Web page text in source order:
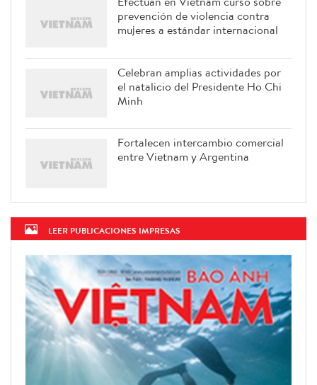
prevención de violencia contra
mujeres a estándar internacional
Celebran amplias actividades por
el natalicio del Presidente Ho Chi
Minh
Fortalecen intercambio comercial
entre Vietnam y Argentina
LEER PUBLICACIONES IMPRESAS